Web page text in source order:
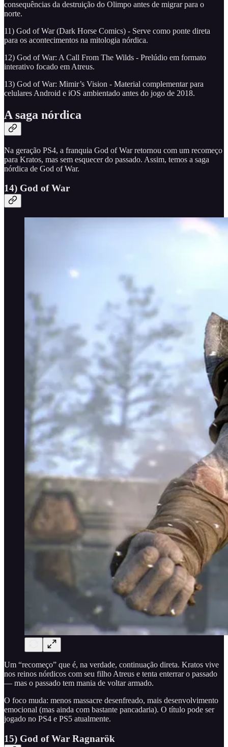
consequências da destruição do Olimpo antes de migrar para o
norte.
11) God of War (Dark Horse Comics) - Serve como ponte direta
para os acontecimentos na mitologia nórdica.
12) God of War: A Call From The Wilds - Prelúdio em formato
interativo focado em Atreus.
13) God of War: Mimir’s Vision - Material complementar para
celulares Android e iOS ambientado antes do jogo de 2018.
A saga nórdica
Na geração PS4, a franquia God of War retornou com um recomeço
para Kratos, mas sem esquecer do passado. Assim, temos a saga
nórdica de God of War.
14) God of War
Um “recomeço” que é, na verdade, continuação direta. Kratos vive
nos reinos nórdicos com seu filho Atreus e tenta enterrar o passado
— mas o passado tem mania de voltar armado.
O foco muda: menos massacre desenfreado, mais desenvolvimento
emocional (mas ainda com bastante pancadaria). O título pode ser
jogado no PS4 e PS5 atualmente.
15) God of War Ragnarök